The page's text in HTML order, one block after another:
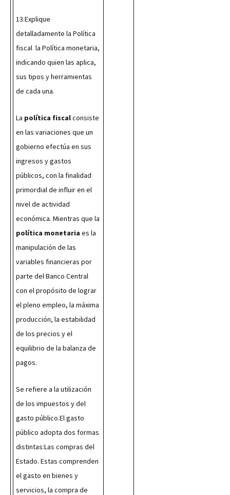
13.Explique
detalladamente la Política
fiscal  la Política monetaria,
indicando quien las aplica,
sus tipos y herramientas
de cada una.
La política fiscal consiste
en las variaciones que un
gobierno efectúa en sus
ingresos y gastos
públicos, con la finalidad
primordial de influir en el
nivel de actividad
política monetaria es la
manipulación de las
variables financieras por
parte del Banco Central
con el propósito de lograr
el pleno empleo, la máxima
producción, la estabilidad
de los precios y el
equilibrio de la balanza de
pagos.
Se refiere a la utilización
de los impuestos y del
gasto público.El gasto
público adopta dos formas
distintas:Las compras del
Estado. Estas comprenden
el gasto en bienes y
servicios, la compra de